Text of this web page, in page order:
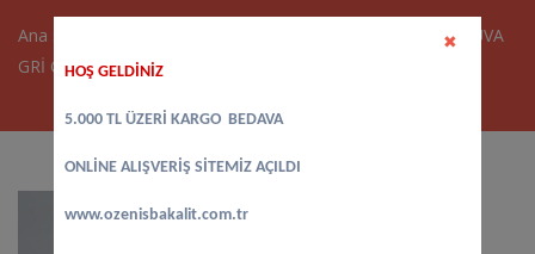
Ana sayfa
TENCERE KULP TRUVA
GRİ GRANİTHOŞ GELDİNİZ
5.000 TL ÜZERİ KARGO BEDAVA
ONLİNE ALIŞVERİŞ SİTEMİZ AÇILDI
www.ozenisbakalit.com.tr
✖